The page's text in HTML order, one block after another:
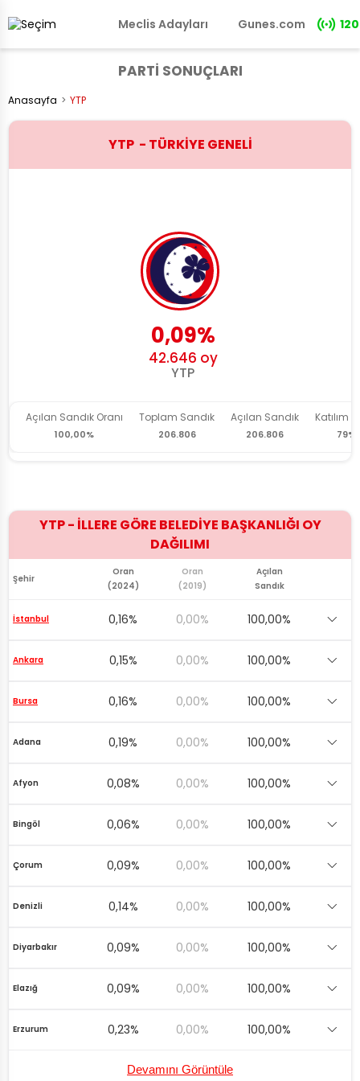
Meclis Adayları Gunes.com 120
PARTİ SONUÇLARI
Anasayfa YTP
YTP - TÜRKİYE GENELİ
YTP
0,09%
42.646 oy
Açılan Sandık Oranı
100,00%
Toplam Sandık
206.806
Açılan Sandık
206.806
Katılım
79%
YTP - İLLERE GÖRE BELEDİYE BAŞKANLIĞI OY
DAĞILIMI
Şehir
Oran
(2024)
Oran
(2019)
Açılan
Sandık
İstanbul 0,16% 0,00% 100,00%
Ankara 0,15% 0,00% 100,00%
Bursa 0,16% 0,00% 100,00%
Adana 0,19% 0,00% 100,00%
Afyon 0,08% 0,00% 100,00%
Bingöl 0,06% 0,00% 100,00%
Çorum 0,09% 0,00% 100,00%
Denizli 0,14% 0,00% 100,00%
Diyarbakır 0,09% 0,00% 100,00%
Elazığ 0,09% 0,00% 100,00%
Erzurum 0,23% 0,00% 100,00%
Devamını Görüntüle